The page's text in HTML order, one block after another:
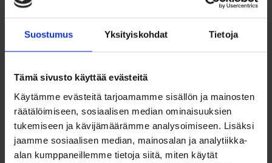
Suostumus Yksityiskohdat Tietoja
Tämä sivusto käyttää evästeitä
Käytämme evästeitä tarjoamamme sisällön ja mainosten
räätälöimiseen, sosiaalisen median ominaisuuksien
tukemiseen ja kävijämäärämme analysoimiseen. Lisäksi
jaamme sosiaalisen median, mainosalan ja analytiikka-
alan kumppaneillemme tietoja siitä, miten käytät
ALKAEN 6290 €
Terhi 450 Sloep on valinta sinulle, joka haluat viettää kesäpäivät
cruisaillen pitkin kanavia/jokia tai nauttien piknikeistä veneestä
käsiin, veden äärellä. Tämä vakaa ja tilava avovene tarjoaa toimivia